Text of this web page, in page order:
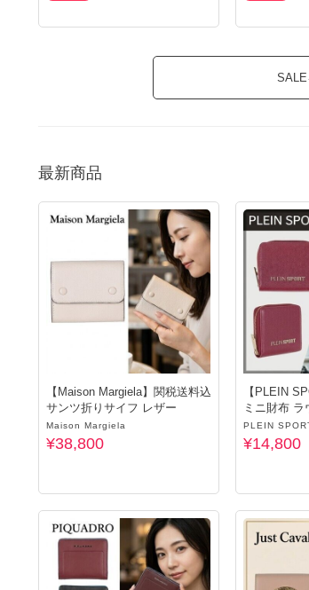
SALE
最新商品
【Maison Margiela】関税送料込
サンツ折りサイフ レザー
Maison Margiela
¥38,800
【PLEIN
ミニ財布
PLEIN
¥14,800